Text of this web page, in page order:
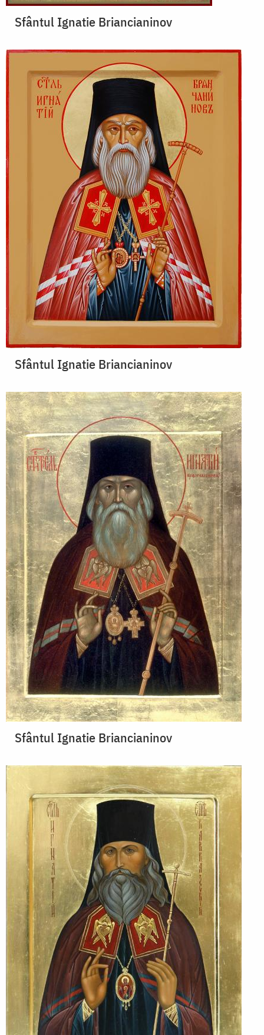
Sfântul Ignatie Briancianinov
Sfântul Ignatie Briancianinov
Sfântul Ignatie Briancianinov